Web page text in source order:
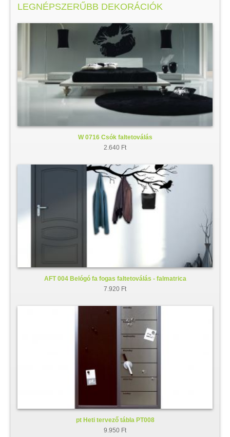
LEGNÉPSZERŰBB DEKORÁCIÓK
W 0716 Csók faltetoválás
2.640 Ft
AFT 004 Belógó fa fogas faltetoválás - falmatrica
7.920 Ft
pt Heti tervező tábla PT008
9.950 Ft